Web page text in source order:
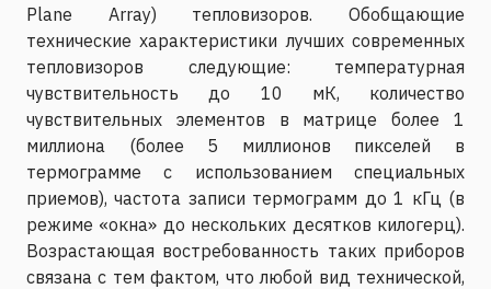
Plane Array) тепловизоров. Обобщающие
технические характеристики лучших современных
тепловизоров следующие: температурная
чувствительность до 10 мК, количество
чувствительных элементов в матрице более 1
миллиона (более 5 миллионов пикселей в
термограмме с использованием специальных
приемов), частота записи термограмм до 1 кГц (в
режиме «окна» до нескольких десятков килогерц).
Возрастающая востребованность таких приборов
связана с тем фактом, что любой вид технической,